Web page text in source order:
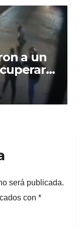
a un
Berisso
será publicada.
con *